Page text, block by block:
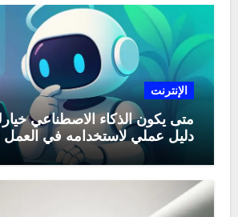
الإنترنت
متى يكون الذكاء الاصطناعي
دليل عملي لاستخدامه في العمل